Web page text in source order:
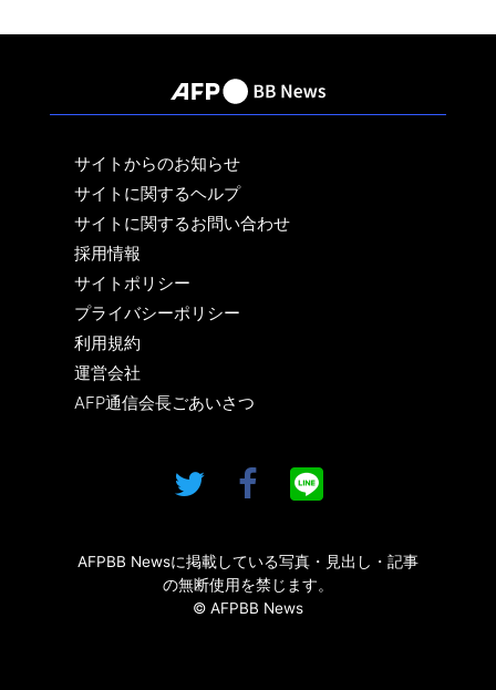
サイトからのお知らせ
サイトに関するヘルプ
サイトに関するお問い合わせ
採用情報
サイトポリシー
プライバシーポリシー
利用規約
運営会社
AFP通信会長ごあいさつ
AFPBB Newsに掲載している写真・見出し・記事
の無断使用を禁じます。
© AFPBB News